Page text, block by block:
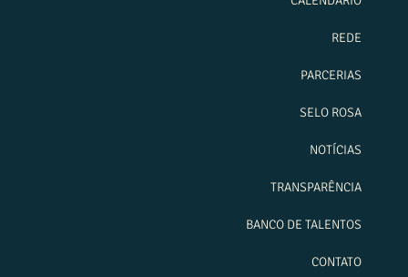
REDE
PARCERIAS
SELO ROSA
NOTÍCIAS
TRANSPARÊNCIA
BANCO DE TALENTOS
CONTATO